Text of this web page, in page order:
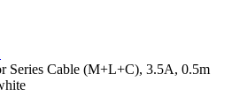
Series Cable (M+L+C), 3.5A, 0.5m